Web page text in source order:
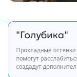
"Голубика"
Прохладные оттенки
помогут
создадут